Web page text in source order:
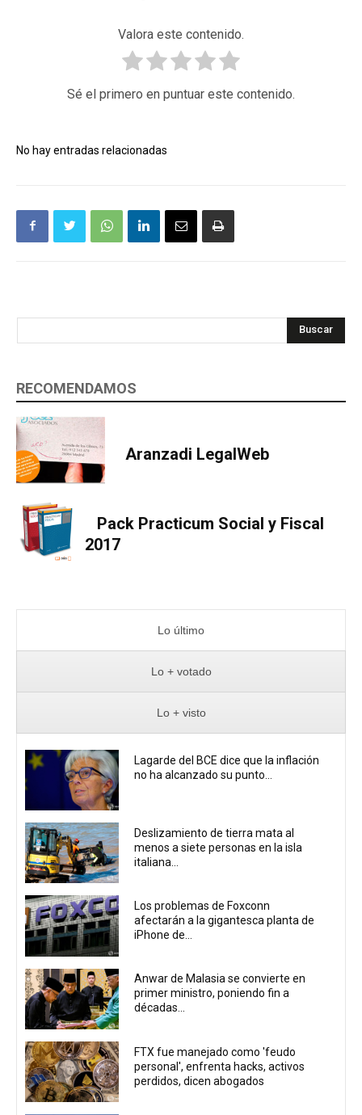
Valora este contenido.
Sé el primero en puntuar este contenido.
No hay entradas relacionadas
Buscar
RECOMENDAMOS
Aranzadi LegalWeb
Pack Practicum Social y Fiscal
2017
Lo último
Lo + votado
Lo + visto
Lagarde del BCE dice que la inflación
no ha alcanzado su punto...
Deslizamiento de tierra mata al
menos a siete personas en la isla
italiana...
Los problemas de Foxconn
afectarán a la gigantesca planta de
iPhone de...
Anwar de Malasia se convierte en
primer ministro, poniendo fin a
décadas...
FTX fue manejado como 'feudo
personal', enfrenta hacks, activos
perdidos, dicen abogados